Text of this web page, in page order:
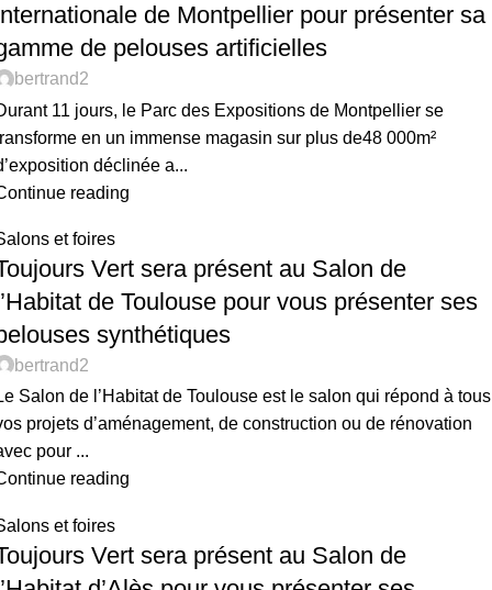
de Montpellier pour présenter sa
de pelouses artificielles
bertrand2
11 jours, le Parc des Expositions de Montpellier se
en un immense magasin sur plus de48 000m²
déclinée a...
reading
et foires
Vert sera présent au Salon de
de Toulouse pour vous présenter ses
synthétiques
bertrand2
Salon de l’Habitat de Toulouse est le salon qui répond à tous
projets d’aménagement, de construction ou de rénovation
pour ...
reading
et foires
Vert sera présent au Salon de